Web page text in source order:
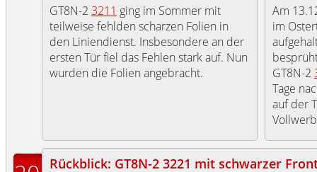
GT8N-2 3211 ging im Sommer mit
teilweise fehlden scharzen Folien in
den Liniendienst. Insbesondere an der
ersten Tür fiel das Fehlen stark auf. Nun
wurden die Folien angebracht.
Am
im
GT8N-2
Tage
auf der
Rückblick: GT8N-2 3221 mit schwarzer